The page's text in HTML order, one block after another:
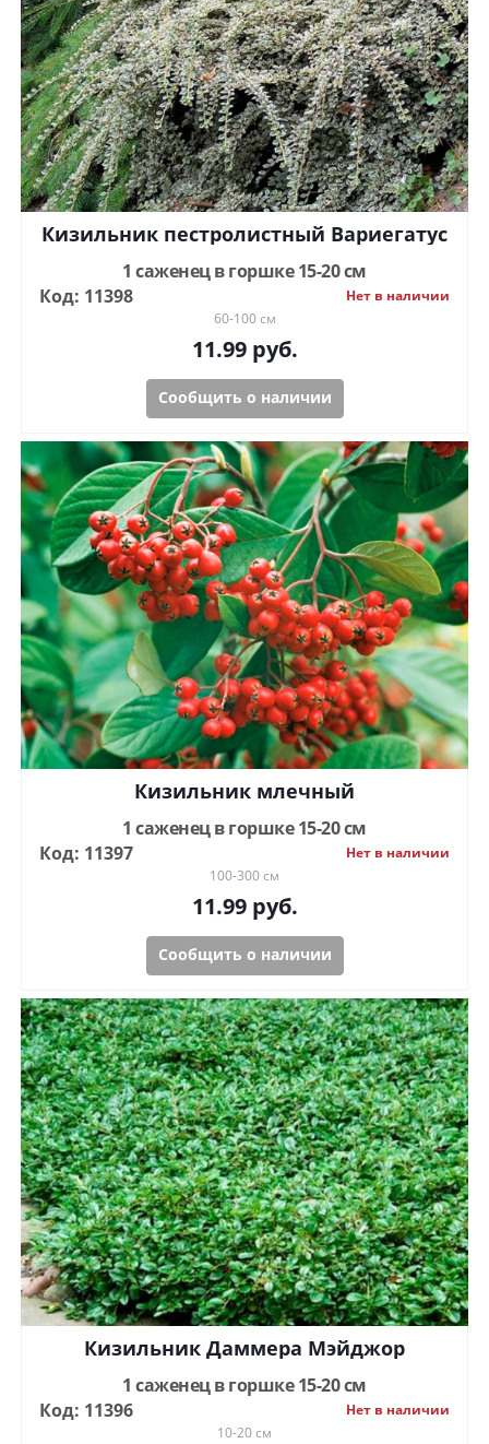
Кизильник пестролистный Вариегатус
1 саженец в горшке 15-20 см
Код: 11398
Нет в наличии
60-100 см
11.99руб.
Сообщить о наличии
Кизильник млечный
1 саженец в горшке 15-20 см
Код: 11397
Нет в наличии
100-300 см
11.99руб.
Сообщить о наличии
Кизильник Даммера Мэйджор
1 саженец в горшке 15-20 см
Код: 11396
Нет в наличии
10-20 см